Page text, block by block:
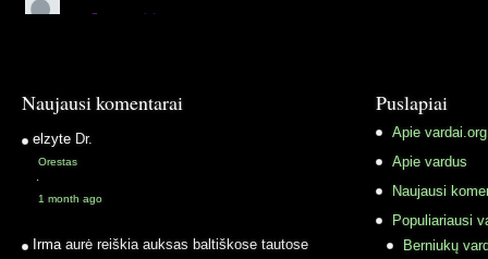
Naujausi komentarai
elzyte Dr.
Orestas
·
1 month ago
Irma aurė reiškia auksas baltiškose tautose
Puslapiai
Apie vardai.org
Apie vardus
Naujausi
Populiariausi
Berniukų